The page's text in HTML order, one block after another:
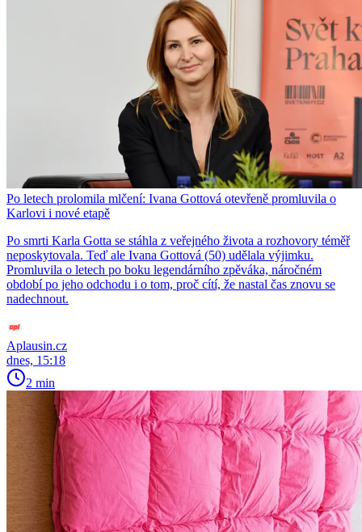
Po letech prolomila mlčení: Ivana Gottová otevřeně promluvila o
Karlovi i nové etapě
Po smrti Karla Gotta se stáhla z veřejného života a rozhovory téměř
neposkytovala. Teď ale Ivana Gottová (50) udělala výjimku.
Promluvila o letech po boku legendárního zpěváka, náročném
období po jeho odchodu i o tom, proč cítí, že nastal čas znovu se
nadechnout.
Aplausin.cz
dnes, 15:18
2 min